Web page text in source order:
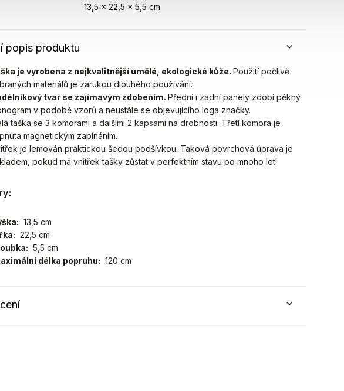
popis produktu
je vyrobena z nejkvalitnější umělé, ekologické kůže.Použití pečlivě
materiálů je zárukou dlouhého používání.
tvar se zajímavým zdobením.Přední i zadní panely zdobí pěkný
v podobě vzorů a neustále se objevujícího loga značky.
taška se 3 komorami a dalšími 2 kapsami na drobnosti. Třetí komora je
magnetickým zapínáním.
je lemován praktickou šedou podšívkou. Taková povrchová úprava je
pokud má vnitřek tašky zůstat v perfektním stavu po mnoho let!
13,5 cm
22,5 cm
5,5 cm
délka popruhu: 120 cm
13,5 x 22,5 x 5,5 cm